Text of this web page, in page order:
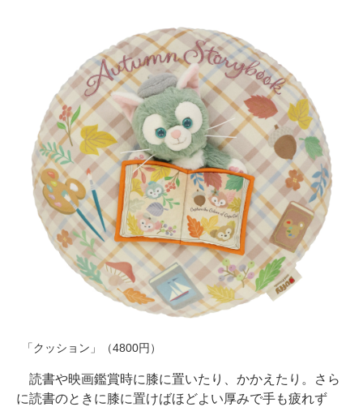
「クッション」（4800円）
読書や映画鑑賞時に膝に置いたり、かかえたり。さら
に読書のときに膝に置けばほどよい厚みで手も疲れず